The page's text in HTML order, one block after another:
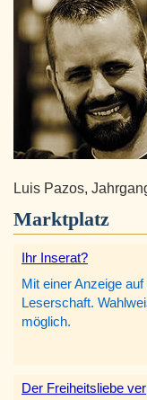
Luis Pazos,
Marktplatz
Ihr Inserat?
Mit einer Anzeige
Leserschaft.
möglich.
Der Freiheitsliebe